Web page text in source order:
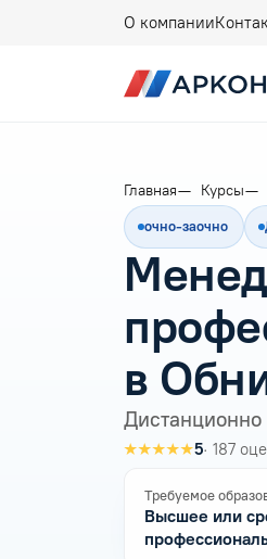
О компании
Главная Курсы
очно-заочно
в
Дистанционно
★★★★★5· 187
Требуемое
Высшее или